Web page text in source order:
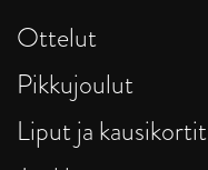
Ottelut
Pikkujoulut
Liput ja kausikortit